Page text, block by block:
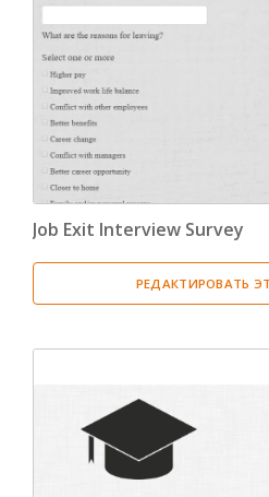
Job Exit Interview Survey
РЕДАКТИРОВАТЬ